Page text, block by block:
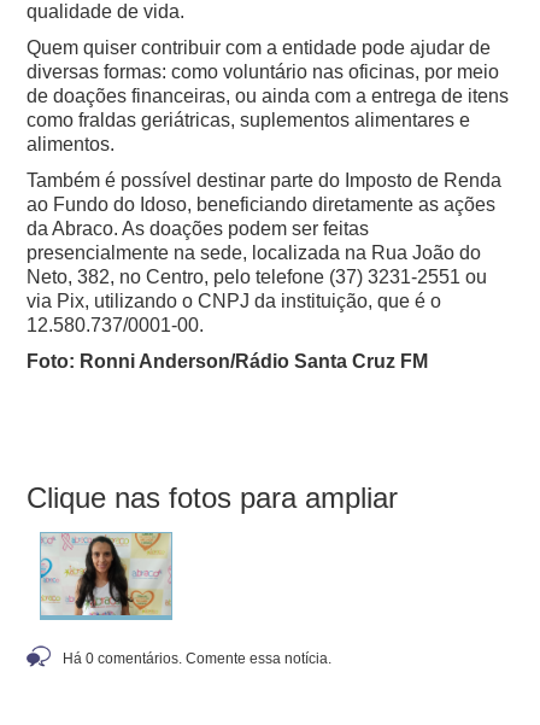
qualidade de vida.
Quem quiser contribuir com a entidade pode ajudar de
diversas formas: como voluntário nas oficinas, por meio
de doações financeiras, ou ainda com a entrega de itens
como fraldas geriátricas, suplementos alimentares e
alimentos.
Também é possível destinar parte do Imposto de Renda
ao Fundo do Idoso, beneficiando diretamente as ações
da Abraco. As doações podem ser feitas
presencialmente na sede, localizada na Rua João do
Neto, 382, no Centro, pelo telefone (37) 3231-2551 ou
via Pix, utilizando o CNPJ da instituição, que é o
12.580.737/0001-00.
Foto: Ronni Anderson/Rádio Santa Cruz FM
Clique nas fotos para ampliar
Há 0 comentários. Comente essa notícia.